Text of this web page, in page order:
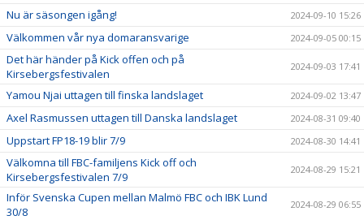
Nu är säsongen igång! 2024-09-10 15:26
Välkommen vår nya domaransvarige 2024-09-05 00:15
Det här händer på Kick offen och på
Kirsebergsfestivalen
2024-09-03 17:41
Yamou Njai uttagen till finska landslaget 2024-09-02 13:47
Axel Rasmussen uttagen till Danska landslaget 2024-08-31 09:40
Uppstart FP18-19 blir 7/9 2024-08-30 14:41
Välkomna till FBC-familjens Kick off och
Kirsebergsfestivalen 7/9
2024-08-29 15:21
Inför Svenska Cupen mellan Malmö FBC och IBK Lund
30/8
2024-08-29 06:55